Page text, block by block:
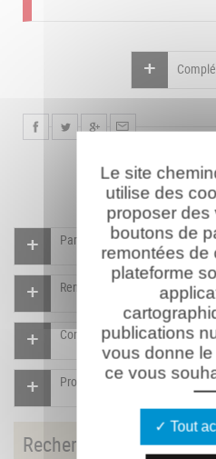
Participer à l'indexation du
Rendre un hommage pour ce
Compléter la fiche pour ce
Proposer un document pour
Rechercher un
Le site
utilise des
proposer des
boutons de
remontées de
plateforme
publications
vous donne
ce vous
Tout